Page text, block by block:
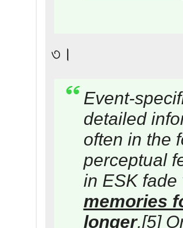
৩।
Event-
detailed
often in the
perceptual
in ESK
memories
longer.[5]